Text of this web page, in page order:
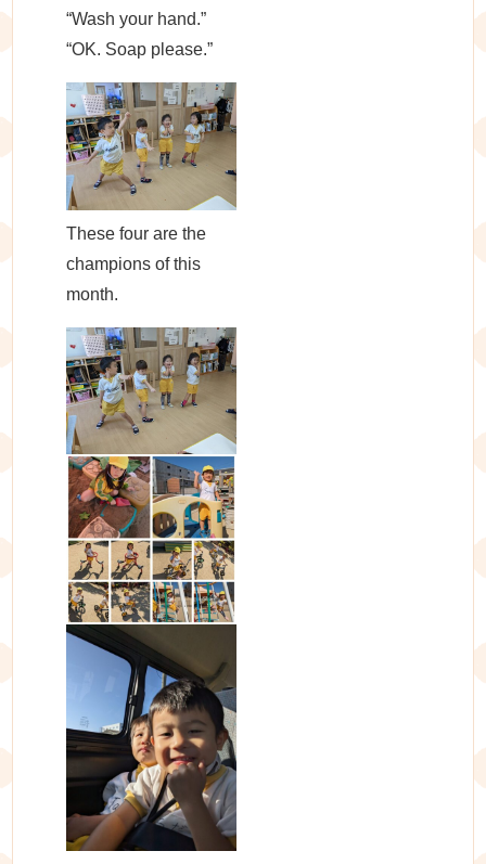
“Wash your hand.”
“OK. Soap please.”
These four are the
champions of this
month.